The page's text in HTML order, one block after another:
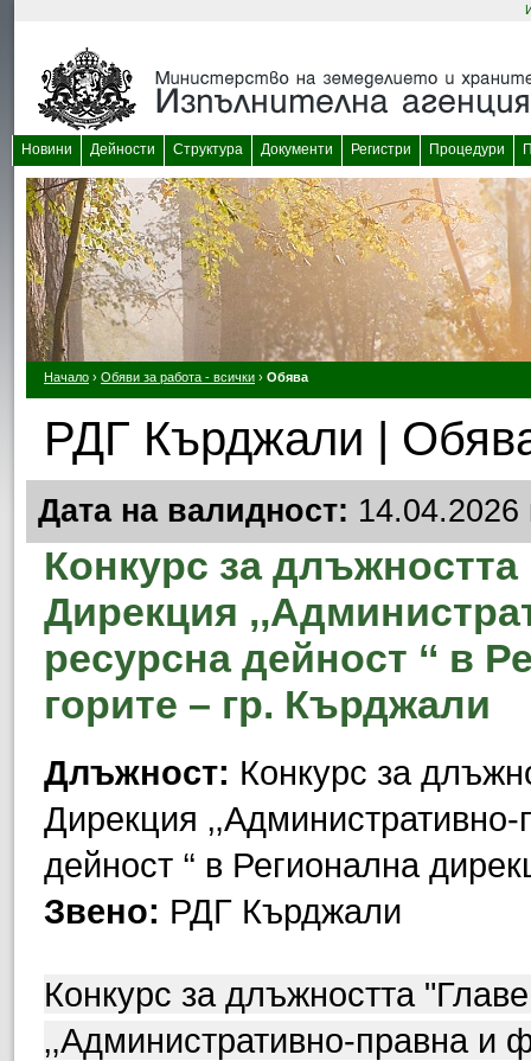
Новини Дейности Структура Документи Регистри Процедури
Начало › Обяви за работа - всички › Обява
РДГ Кърджали |
Дата на валидност: 14.04.2026
Конкурс за
Дирекция
ресурсна дейност ‘‘ в
горите – гр. Кърджали
Длъжност: Конкурс за
Дирекция
дейност ‘‘ в Регионална
Звено: РДГ Кърджали
Конкурс за длъжността
‚,Административно-правна и